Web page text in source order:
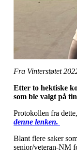
Fra Vinterstøtet
Etter to hektiske
som ble valgt på
Protokollen fra
denne lenken.
Blant flere saker
senior/veteran-NM